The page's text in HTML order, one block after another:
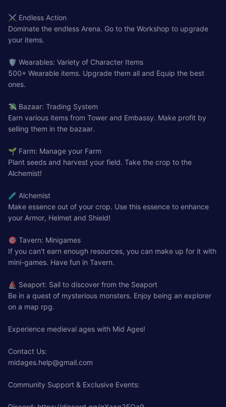
⚔️ Endless Action
Dominate the endless Arena. Go to the Workshop to upgrade
your items.
🛡️ Wearables: Variety of Character Items
500+ Wearable items. Upgrade them all and Equip the best
ones.
💸 Bazaar: Trading System
Earn various items from Tower and Embassy. Make profit by
selling them in the bazaar.
🌱 Farm: Manage your Farm
Plant seeds and harvest your field. Take the crop to the
Alchemist!
🧪 Alchemist
Make essence out of your crop. Use this essence to enhance
your Armor, Helmet and Shield!
🎯 Tavern: Minigames
If you can't earn enough resources, you can make up for it with
mini-games. Have fun in Tavern.
⛵ Seaport: Sail to discover from the Seaport
Be in a quest of mysterious monsters. Enjoy being an explorer
on a map rpg.
Experience medieval ages with Mid Ages!
Contact Us:
midages.help@gmail.com
Community Support & Exclusive Events: